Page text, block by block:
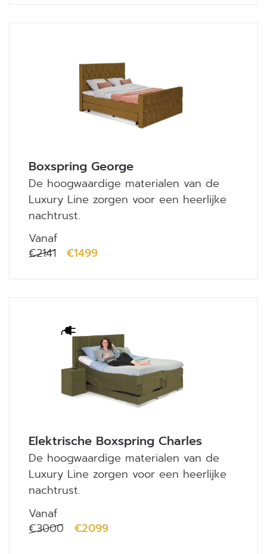
Boxspring George
De hoogwaardige materialen van de
Luxury Line zorgen voor een heerlijke
nachtrust.
Vanaf
€2141
€1499
Elektrische Boxspring Charles
De hoogwaardige materialen van de
Luxury Line zorgen voor een heerlijke
nachtrust.
Vanaf
€3000
€2099